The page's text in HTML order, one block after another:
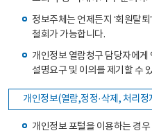
정보주체는 언제든지 ‘회원탈
철회가 가능합니다.
개인정보 열람청구 담당자에
설명요구 및 이의를 제기할 수
개인정보(열람,정정·삭제, 처리
개인정보 포털을 이용하는 경